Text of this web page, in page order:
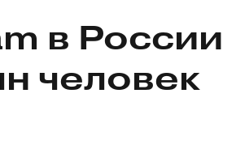
в России
человек